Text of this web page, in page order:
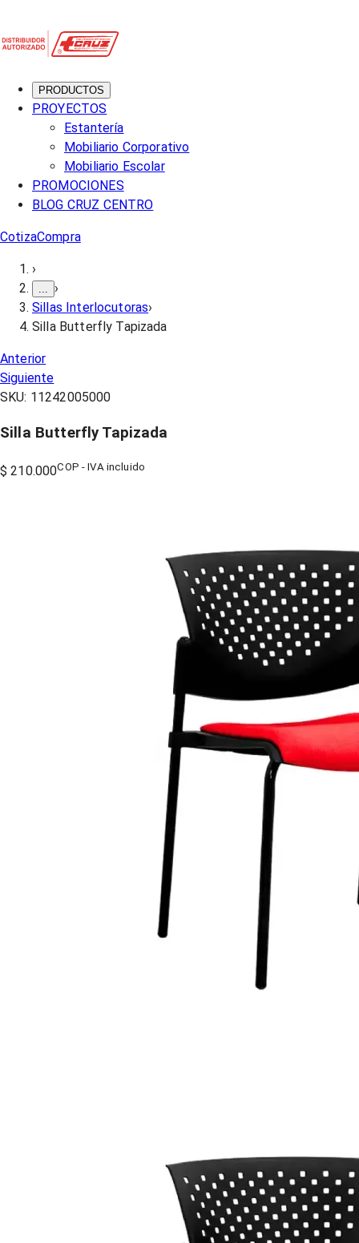
PRODUCTOS
PROYECTOS
Estantería
Mobiliario Corporativo
Mobiliario Escolar
PROMOCIONES
BLOG CRUZ CENTRO
CotizaCompra
›
›
Sillas Interlocutoras›
Silla Butterfly Tapizada
Anterior
Siguiente
SKU: 11242005000
Silla Butterfly Tapizada
$ 210.000COP - IVA incluido